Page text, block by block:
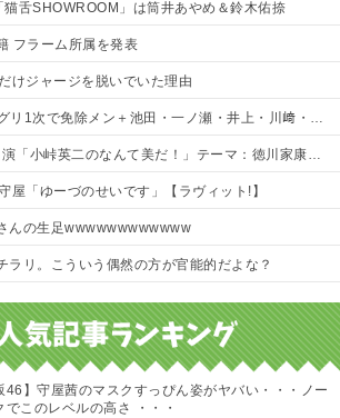
舌SHOWROOM」は筒井あやめ＆鈴木佑捺
フラーム所属を発表
けジャージを脱いでいた理由
免除メン＋池田・一ノ瀬・井上・川﨑・菅原・中西が全完売
二のなんて美だ！」テーマ：徳川家康【2025.8.5 24:00〜 TOKYO MX】
屋「ゆーづのせいです」【ラヴィット!】
んの生足wwwwwwwwwwww
ラリ。こういう偶然の方が官能的だよな？
46】守屋茜のマスクすっぴん姿がヤバい・・・ノー
でこのレベルの高さ ・・・